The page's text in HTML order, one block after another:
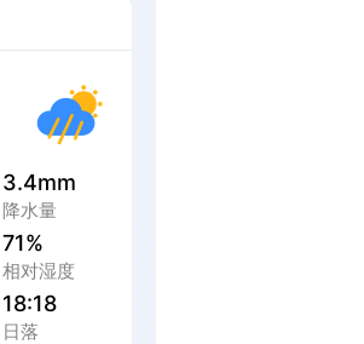
3.4mm
降水量
71%
相对湿度
18:18
日落